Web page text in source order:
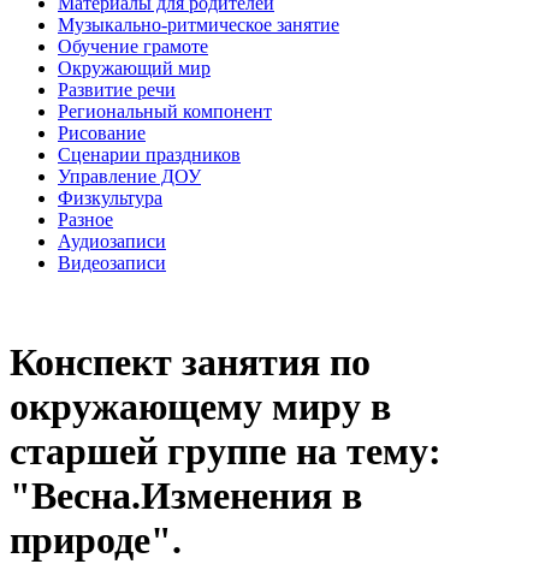
Музыкально-ритмическое занятие
Обучение грамоте
Окружающий мир
Развитие речи
Региональный компонент
Рисование
Сценарии праздников
Управление ДОУ
Физкультура
Разное
Аудиозаписи
Видеозаписи
Конспект занятия по
окружающему миру в
старшей группе на тему:
"Весна.Изменения в
природе".